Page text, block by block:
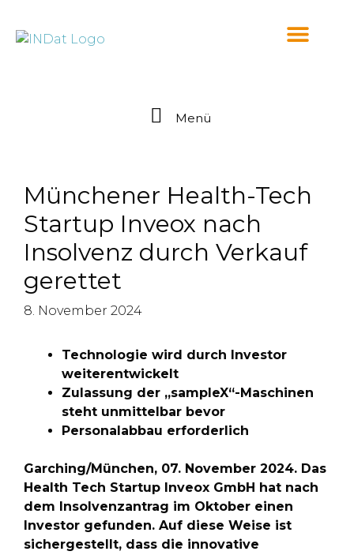
Menü
Münchener Health-Tech
Startup Inveox nach
Insolvenz durch Verkauf
gerettet
8. November 2024
Technologie wird durch Investor
weiterentwickelt
Zulassung der „sampleX“-Maschinen
steht unmittelbar bevor
Personalabbau erforderlich
Garching/München, 07. November 2024. Das
Health Tech Startup Inveox GmbH hat nach
dem Insolvenzantrag im Oktober einen
Investor gefunden. Auf diese Weise ist
sichergestellt, dass die innovative